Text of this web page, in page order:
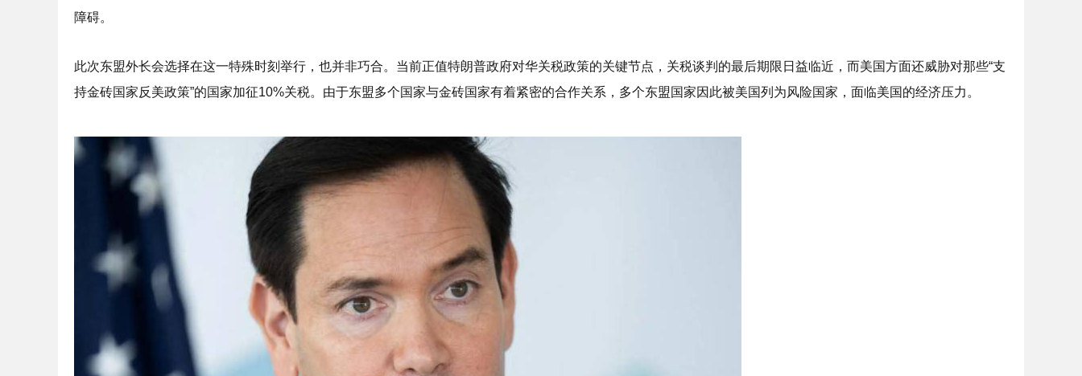
障碍。
此次东盟外长会选择在这一特殊时刻举行，也并非巧合。当前正值特朗普政府对华关税政策的关键节点，关税谈判的最后期限日益临近，而美国方面还威胁对那些“支
持金砖国家反美政策”的国家加征10%关税。由于东盟多个国家与金砖国家有着紧密的合作关系，多个东盟国家因此被美国列为风险国家，面临美国的经济压力。